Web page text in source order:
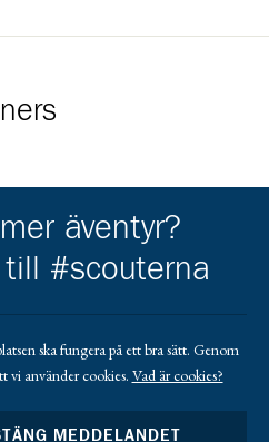
www.lansforsakringar.se/
Gå till https://
äventyr?
#scouterna
ska fungera på ett bra sätt. Genom
vi använder cookies. Vad är cookies?
MEDDELANDET